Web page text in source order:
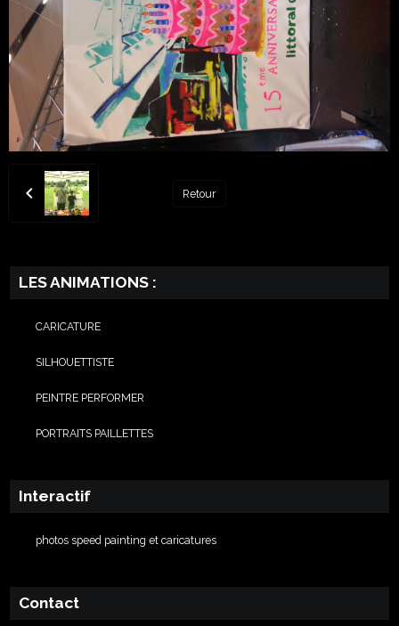
Retour
LES ANIMATIONS :
CARICATURE
SILHOUETTISTE
PEINTRE PERFORMER
PORTRAITS PAILLETTES
Interactif
photos speed painting et caricatures
Contact